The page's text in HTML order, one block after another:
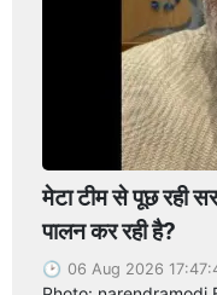
मेटा टीम से पूछ रही
पालन कर रही है?
06 Aug 2026